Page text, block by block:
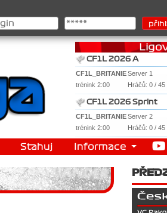
Chmelík , Pohár konstruktérů : 1.
CF1L 2026 A
CF1L_BRITANIEServer 1
trénink 2:00
Hráčů: 0 / 45
CF1L 2026 Sprint
CF1L_BRITANIEServer 2
trénink 2:00
Hráčů: 0 / 45
Stahuj Informace